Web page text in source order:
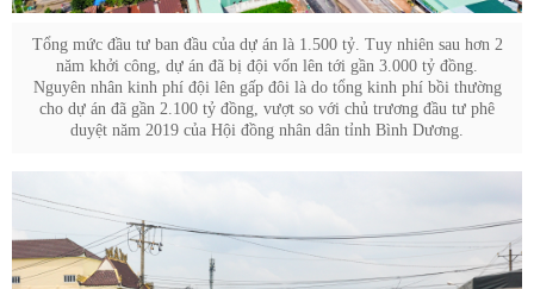
Tổng mức đầu tư ban đầu của dự án là 1.500 tỷ. Tuy nhiên sau hơn 2
năm khởi công, dự án đã bị đội vốn lên tới gần 3.000 tỷ đồng.
Nguyên nhân kinh phí đội lên gấp đôi là do tổng kinh phí bồi thường
cho dự án đã gần 2.100 tỷ đồng, vượt so với chủ trương đầu tư phê
duyệt năm 2019 của Hội đồng nhân dân tỉnh Bình Dương.